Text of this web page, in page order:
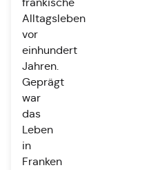
Alltagsleben
vor
einhundert
Jahren.
Geprägt
war
das
Leben
in
Franken